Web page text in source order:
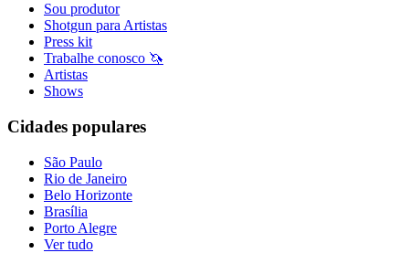
Sou produtor
Shotgun para Artistas
Press kit
Trabalhe conosco 🦄
Artistas
Shows
Cidades populares
São Paulo
Rio de Janeiro
Belo Horizonte
Brasília
Porto Alegre
Ver tudo